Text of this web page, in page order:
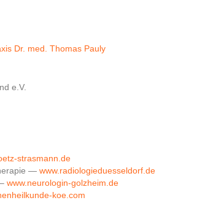
Dr. med. Thomas Pauly
e.V.
strasmann.de
— www.radiologieduesseldorf.de
www.neurologin-golzheim.de
koe.com